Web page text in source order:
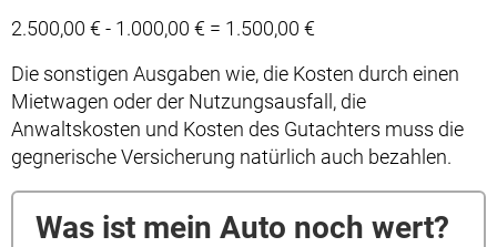
2.500,00 € - 1.000,00 € = 1.500,00 €
Die sonstigen Ausgaben wie, die Kosten durch einen
Mietwagen oder der Nutzungsausfall, die
Anwaltskosten und Kosten des Gutachters muss die
gegnerische Versicherung natürlich auch bezahlen.
Was ist mein Auto noch wert?